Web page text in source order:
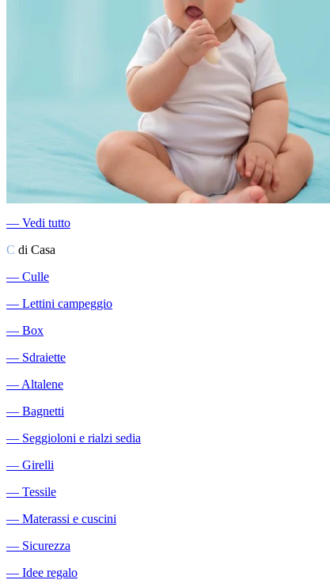
― Vedi tutto
C di Casa
― Culle
― Lettini campeggio
― Box
― Sdraiette
― Altalene
― Bagnetti
― Seggioloni e rialzi sedia
― Girelli
― Tessile
― Materassi e cuscini
― Sicurezza
― Idee regalo